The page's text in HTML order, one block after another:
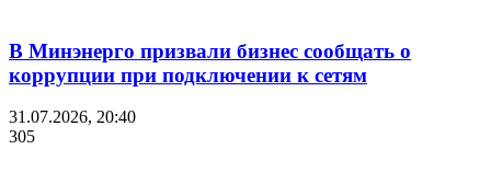
В Минэнерго призвали бизнес сообщать о
коррупции при подключении к сетям
31.07.2026, 20:40
305